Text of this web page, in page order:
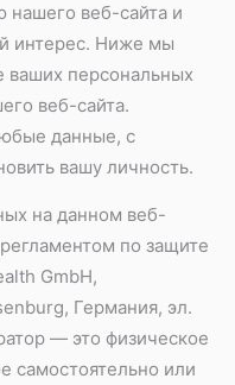
веб-сайта и
интерес. Ниже мы
ваших персональных
веб-сайта.
данные, с
вашу личность.
на данном веб-
по защите
GmbH,
Германия, эл.
— это физическое
самостоятельно или